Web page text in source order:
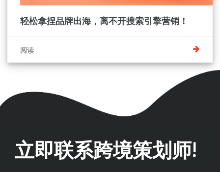
轻松拿捏品牌出海，离不开搜索引擎营销！
阅读
立即联系跨境策划师!